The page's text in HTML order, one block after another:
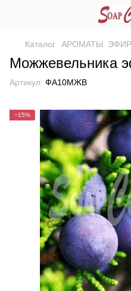
Каталог АРОМАТЫ.
Можжевельника
Артикул: ФА10МЖВ
−15%